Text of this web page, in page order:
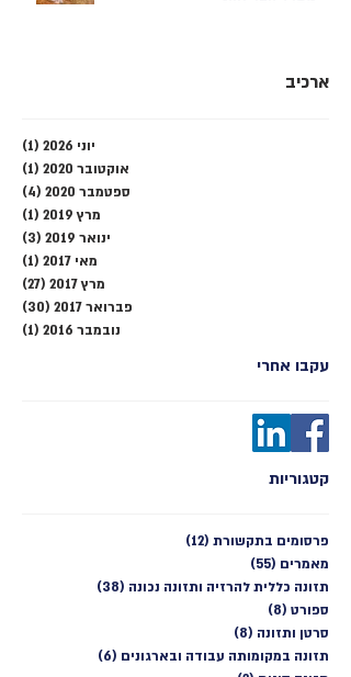
ארכיב
יוני 2026 (1)
אוקטובר 2020
(1)
ספטמבר 2020
(4)
מרץ 2019
(1)
ינואר 2019
(3)
מאי 2017
(1)
מרץ 2017
(27)
פברואר 2017
(30)
נובמבר 2016
(1)
עקבו אחרי
קטגוריות
פרסומים בתקשורת (12)
מאמרים (55)
תזונה כללית להרזיה ותזונה נכונה (38)
ספורט (8)
סרטן ותזונה (8)
תזונה במקומותה עבודה ובארגונים (6)